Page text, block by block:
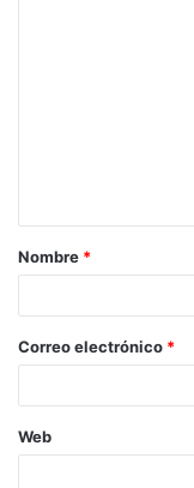
a
r
*
Nombre *
Correo electrónico *
Web